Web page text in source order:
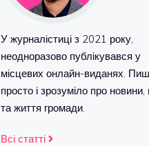
У журналістиці з 2021 року,
неодноразово публікувався у
місцевих онлайн-виданях.
просто і зрозуміло про новини,
та життя громади.
Всі статті